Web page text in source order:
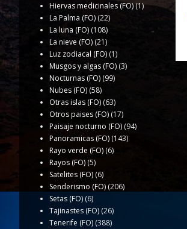
Hiervas medicinales (FO)(1)
La Palma (FO) (22)
La luna (FO) (108)
La nieve (FO) (21)
Luz zodiacal (FO) (1)
Musgos y algas (FO) (3)
Nocturnas (FO) (99)
Nubes (FO) (58)
Otras islas (FO) (63)
Otros paises (FO) (17)
Paisaje nocturno (FO) (94)
Panoramicas (FO) (143)
Rayo verde (FO) (6)
Rayos (FO) (5)
Satelites (FO) (6)
Senderismo (FO) (206)
Setas (FO) (6)
Tajinastes (FO) (26)
Tenerife (FO) (388)